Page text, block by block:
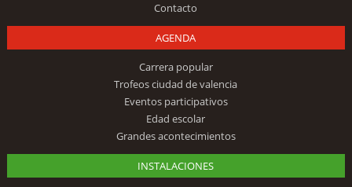
Contacto
AGENDA
Carrera popular
Trofeos ciudad de valencia
Eventos participativos
Edad escolar
Grandes acontecimientos
INSTALACIONES